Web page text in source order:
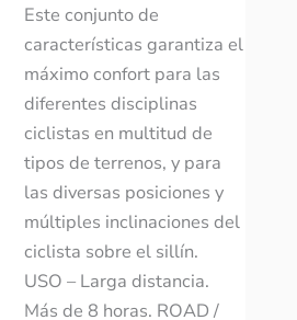
Este conjunto de
características garantiza el
máximo confort para las
diferentes disciplinas
ciclistas en multitud de
tipos de terrenos, y para
las diversas posiciones y
múltiples inclinaciones del
ciclista sobre el sillín.
USO – Larga distancia.
Más de 8 horas. ROAD /